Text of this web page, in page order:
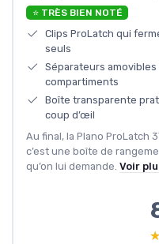
⭐ TRÈS BIEN NOTÉ
Clips ProLatch qui
seuls
Séparateurs
compartiments
Boîte transparente
coup d’œil
Au final, la Plano ProLatch
c’est une boîte de
qu’on lui demande. Voir